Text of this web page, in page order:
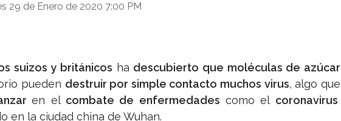
29 de Enero de 2020 7:00 PM
suizos y británicos ha descubierto que moléculas de azúcar
pueden destruir por simple contacto muchos virus, algo que
en elcombate de enfermedades como elcoronavirus
en la ciudad china de Wuhan.